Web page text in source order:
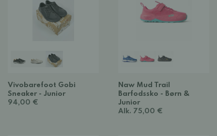
Vivobarefoot Gobi
Sneaker - Junior
94,00 €
Naw Mud Trail
Barfodssko - Børn &
Junior
Alk. 75,00 €